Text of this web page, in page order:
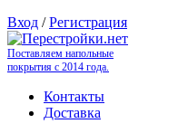
Вход /Регистрация
Поставляем напольные
покрытия с 2014 года.
Контакты
Доставка